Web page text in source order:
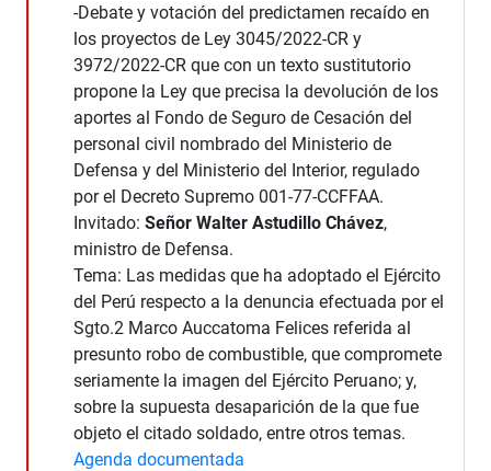
-Debate y votación del predictamen recaído en
los proyectos de Ley 3045/2022-CR y
3972/2022-CR que con un texto sustitutorio
propone la Ley que precisa la devolución de los
aportes al Fondo de Seguro de Cesación del
personal civil nombrado del Ministerio de
Defensa y del Ministerio del Interior, regulado
por el Decreto Supremo 001-77-CCFFAA.
Invitado: Señor Walter Astudillo Chávez,
ministro de Defensa.
Tema: Las medidas que ha adoptado el Ejército
del Perú respecto a la denuncia efectuada por el
Sgto.2 Marco Auccatoma Felices referida al
presunto robo de combustible, que compromete
seriamente la imagen del Ejército Peruano; y,
sobre la supuesta desaparición de la que fue
objeto el citado soldado, entre otros temas.
Agenda documentada